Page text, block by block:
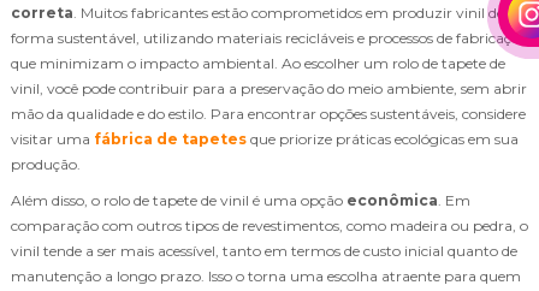
correta. Muitos fabricantes estão comprometidos em produzir vinil de
forma sustentável, utilizando materiais recicláveis e processos de fabricação
que minimizam o impacto ambiental. Ao escolher um rolo de tapete de
vinil, você pode contribuir para a preservação do meio ambiente, sem abrir
mão da qualidade e do estilo. Para encontrar opções sustentáveis, considere
visitar uma fábrica de tapetes que priorize práticas ecológicas em sua
produção.
Além disso, o rolo de tapete de vinil é uma opção econômica. Em
comparação com outros tipos de revestimentos, como madeira ou pedra, o
vinil tende a ser mais acessível, tanto em termos de custo inicial quanto de
manutenção a longo prazo. Isso o torna uma escolha atraente para quem